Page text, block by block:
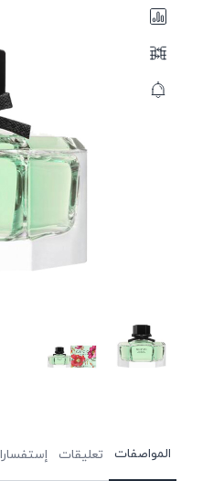
المواصفات تعليقات